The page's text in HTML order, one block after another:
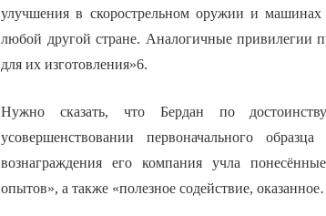
улучшения в скорострельном оружии и
любой другой стране. Аналогичные привилегии
для их изготовления»6.
Нужно сказать, что Бердан по
усовершенствовании первоначального
вознаграждения его компания учла
опытов», а также «полезное содействие,